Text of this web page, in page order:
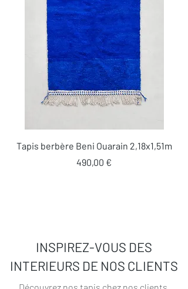
Tapis berbère Beni Ouarain 2,18x1,51m
Prix
490,00 €
INSPIREZ-VOUS DES
INTERIEURS DE NOS CLIENTS